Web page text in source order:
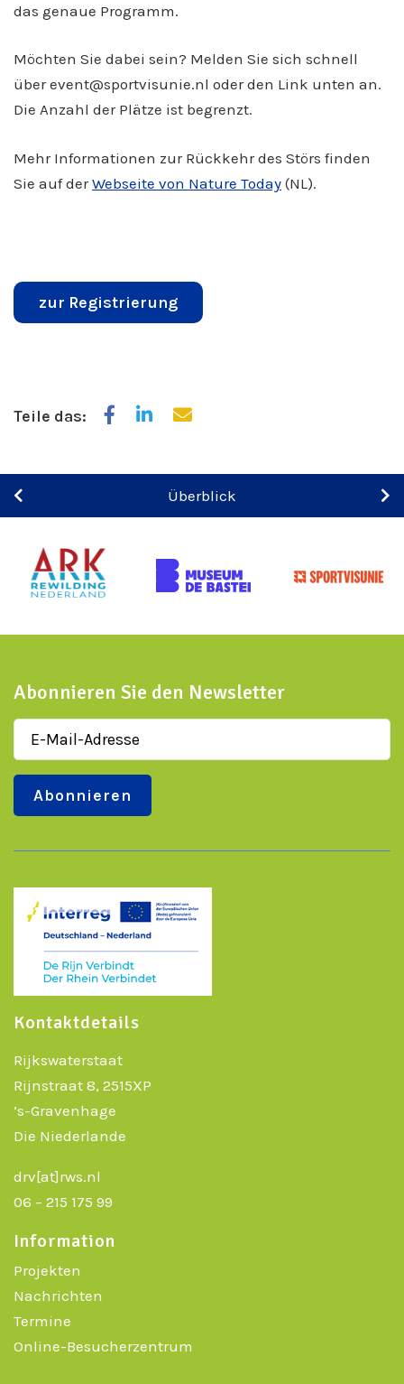
das genaue Programm.
Möchten Sie dabei sein? Melden Sie sich schnell
über event@sportvisunie.nl oder den Link unten an.
Die Anzahl der Plätze ist begrenzt.
Mehr Informationen zur Rückkehr des Störs finden
Sie auf derWebseite von Nature Today (NL).
zur Registrierung
Teile das:
Überblick
Abonnieren Sie den Newsletter
Kontaktdetails
Rijkswaterstaat
Rijnstraat 8, 2515XP
’s-Gravenhage
Die Niederlande
drv[at]rws.nl
06 – 215 175 99
Information
Projekten
Nachrichten
Termine
Online-Besucherzentrum